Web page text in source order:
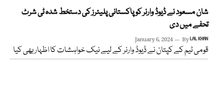
شان مسعود نے ڈیوڈ وارنر کو پاکستانی پلیئرز کی دستخط شدہ ٹی شرٹ
تحفے میں دی
January 6, 2024 ByLAL KHAN
قومی ٹیم کے کپتان نے ڈیوڈ وارنر کے لیے نیک خواہشات کا اظہار بھی کیا